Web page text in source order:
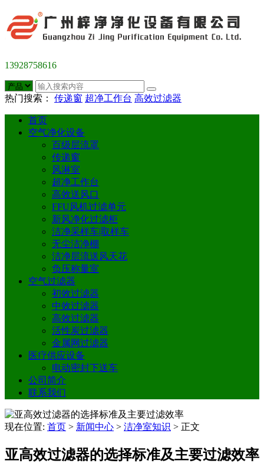
13928758616
热门搜索： 传递窗 超净工作台 高效过滤器
首页
空气净化设备
百级层流罩
传递窗
风淋室
超净工作台
高效送风口
FFU风机过滤单元
新风净化过滤柜
洁净采样车|取样车
无尘洁净棚
洁净层流送风天花
负压称量室
空气过滤器
初效过滤器
中效过滤器
高效过滤器
活性炭过滤器
金属网过滤器
医疗供应设备
电动密封下送车
公司简介
联系我们
现在位置: 首页 > 新闻中心 > 洁净室知识 > 正文
亚高效过滤器的选择标准及主要过滤效率